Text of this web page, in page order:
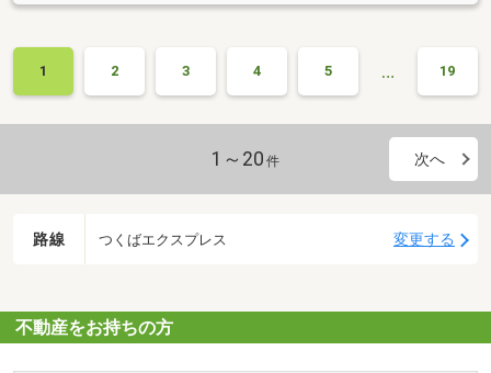
1 2 3 4 5 … 19
1～20 件 次へ
路線 つくばエクスプレス 変更する
不動産をお持ちの方